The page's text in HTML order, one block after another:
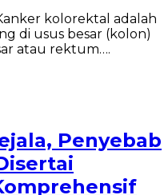
kolorektal adalah
di usus besar (kolon)
atau rektum….
Penyebab